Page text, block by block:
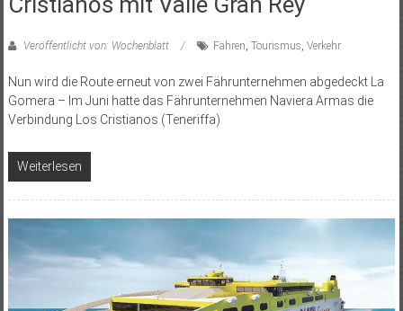
Veröffentlicht von: Wochenblatt Fähren Tourismus Verkehr
Nun wird die Route erneut von zwei Fährunternehmen abgedeckt La
Gomera – Im Juni hatte das Fährunternehmen Naviera Armas die
Verbindung Los Cristianos (Teneriffa)
Weiterlesen